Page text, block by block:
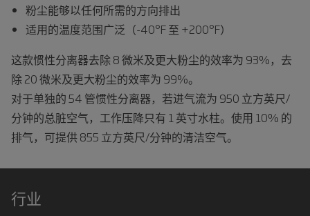
粉尘能够以任何所需的方向排出
适用的温度范围广泛（-40°F 至 +200°F）
这款惯性分离器去除 8 微米及更大粉尘的效率为 93%，去
除 20 微米及更大粉尘的效率为 99%。
对于单独的 54 管惯性分离器，若进气流为 950 立方英尺/
分钟的总脏空气，工作压降只有 1 英寸水柱。使用 10% 的
排气，可提供 855 立方英尺/分钟的清洁空气。
行业